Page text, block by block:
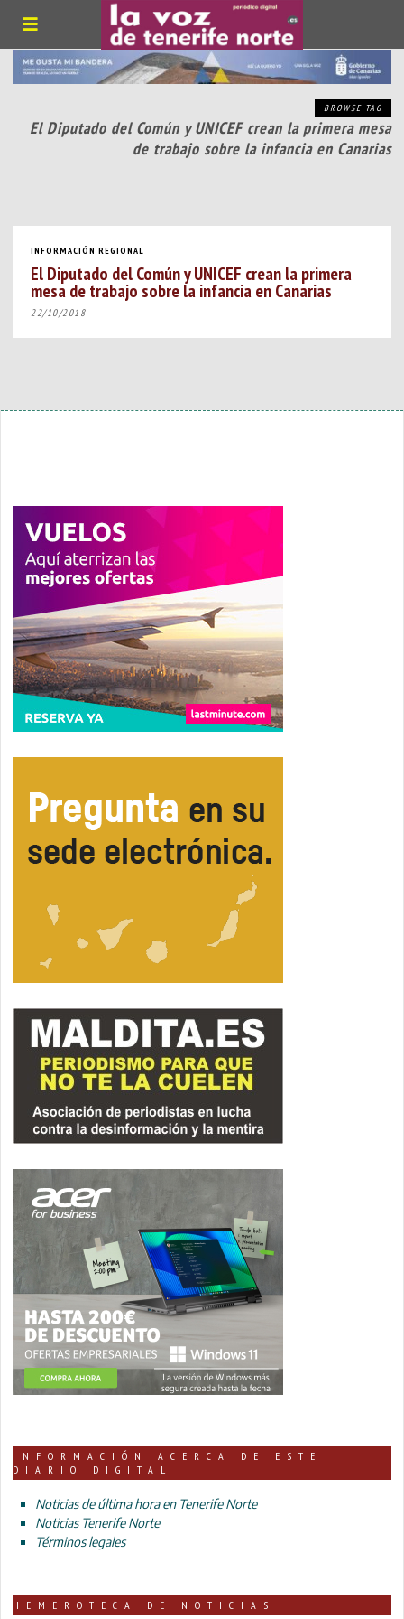
BROWSE TAG
El Diputado del Común y UNICEF crean la primera mesa
de trabajo sobre la infancia en Canarias
INFORMACIÓN REGIONAL
El Diputado del Común y UNICEF crean la primera
mesa de trabajo sobre la infancia en Canarias
22/10/2018
INFORMACIÓN ACERCA DE ESTE
DIARIO DIGITAL
Noticias de última hora en Tenerife Norte
Noticias Tenerife Norte
Términos legales
HEMEROTECA DE NOTICIAS